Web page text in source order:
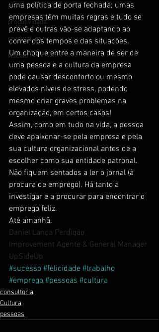
visual
produtividade
productivity
visuais
uma política de porta fechada; umas
empresas têm muitas regras e tudo se
prevê e outras vão-se adaptando ao
correr dos tempos e das situações.
Um choque entre a maneira de ser de
uma pessoa e a cultura da empresa
pode causar desconforto ou mesmo
elevados níveis de stress, podendo
mesmo criar graves problemas na
organização, em certos casos!
Assim, como em tudo na vida, a pessoa
deve apaixonar-se pela empresa e pela
sua cultura organizacional antes de a
escolher como sua entidade patronal.
Não fiquem sentados a ler o jornal (à
procura de emprego). Há tanto a
investigar e a procurar para encontrar o
emprego feliz.
Até amanhã.
Daniel Lança Perdigão
Improvement Agente & General Manager
UpSideUp
#sucesso #felicidade #trabalho
#emprego #pessoas #cultura
consultoria
Cultura
pessoas